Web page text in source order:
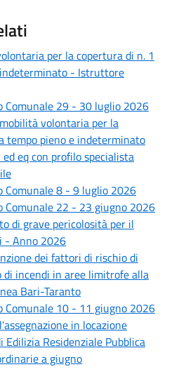
per la copertura di n. 1
- Istruttore
Comunale 29 - 30 luglio 2026
volontaria per la
tempo pieno e indeterminato
eq con profilo specialista
Comunale 8 - 9 luglio 2026
Comunale 22 - 23 giugno 2026
di grave pericolosità per il
- Anno 2026
dei fattori di rischio di
incendi in aree limitrofe alla
Bari-Taranto
Comunale 10 - 11 giugno 2026
in locazione
Edilizia Residenziale Pubblica
a giugno